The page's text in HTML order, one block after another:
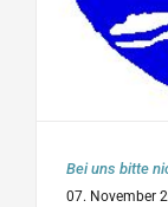
Bei uns bitte
07. November